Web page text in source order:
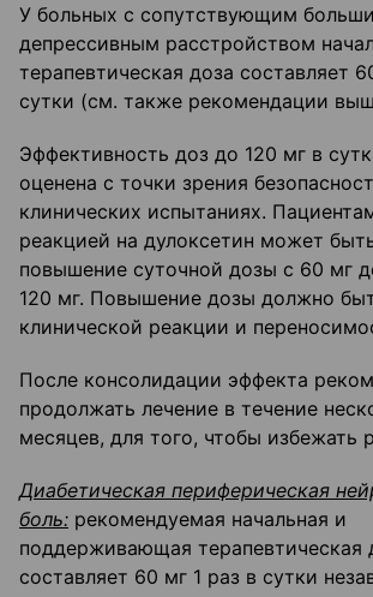
У больных с сопутствующим
депрессивным расстройством
терапевтическая доза составляет
сутки (см. также рекомендации
Эффективность доз до 120 мг в
оценена с точки зрения
клинических испытаниях.
реакцией на дулоксетин может
повышение суточной дозы с 60 мг
120 мг. Повышение дозы должно
клинической реакции и
После консолидации эффекта
продолжать лечение в течение
месяцев, для того, чтобы избежать
Диабетическая периферическая
боль: рекомендуемая начальная и
поддерживающая терапевтическая
составляет 60 мг 1 раз в сутки